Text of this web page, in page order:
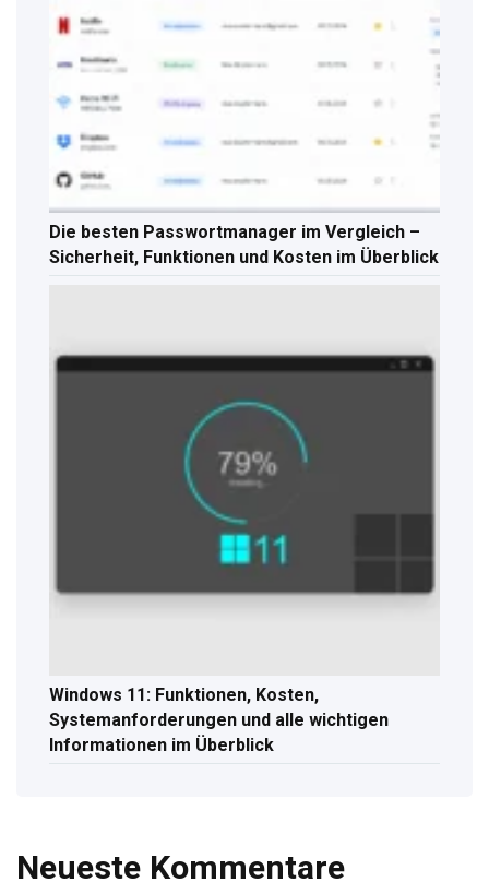
Die besten Passwortmanager im Vergleich –
Sicherheit, Funktionen und Kosten im Überblick
Windows 11: Funktionen, Kosten,
Systemanforderungen und alle wichtigen
Informationen im Überblick
Neueste Kommentare